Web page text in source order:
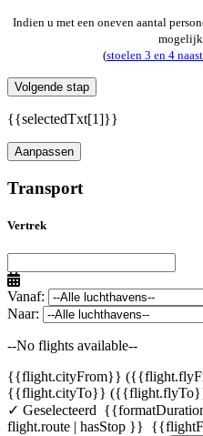
Indien u met een oneven aantal
(stoelen 3 en 4
Volgende stap
{{selectedTxt[1]}}
Aanpassen
Transport
Vertrek
Vanaf:
Naar:
--No flights available--
{{flight.cityFrom}}
{{flight.cityTo}}
✓ Geselecteerd
flight.route | hasStop }}